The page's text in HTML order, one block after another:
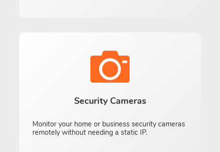
Security Cameras
Monitor your home or business security cameras
remotely without needing a static IP.